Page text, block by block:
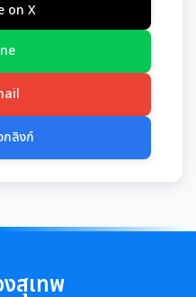
. และ ก.อบต.
บริการสำหรับประชาชน
ย
ำปี
ะจำปี
ประจำปี
าณประจำปี รอบ 6 เดือน
การจัดหาพัสดุรายเดือน
on X
ลิงก์
สุเทพ